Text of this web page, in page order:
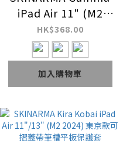
iPad Air 11" (M2
2024) / iPad Pro 11"
(M4 2024) 可摺蓋帶
筆槽平板保護套
HK$368.00
加入購物車